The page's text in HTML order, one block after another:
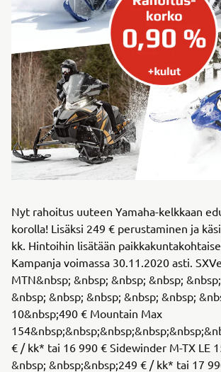
Nyt rahoitus uuteen Yamaha-kelkkaan
korolla! Lisäksi 249 € perustaminen ja
kk. Hintoihin lisätään
Kampanja voimassa 30.11.2020 asti.
MTN&nbsp; &nbsp; &nbsp; &nbsp;
&nbsp; &nbsp; &nbsp; &nbsp; &nbsp;
10&nbsp;490 € Mountain Max
€ / kk* tai 16 990 € Sidewinder M-TX LE
&nbsp; &nbsp;&nbsp;249 € / kk* tai 17